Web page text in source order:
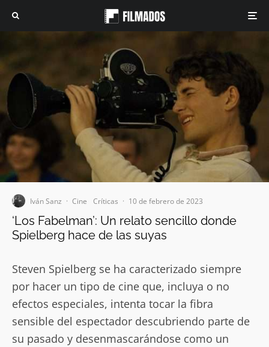
Iván Sanz · Cine Críticas · 10 de febrero de 2023
‘Los Fabelman’: Un relato sencillo donde
Spielberg hace de las suyas
Steven Spielberg se ha caracterizado siempre
por hacer un tipo de cine que, incluya o no
efectos especiales, intenta tocar la fibra
sensible del espectador descubriendo parte de
su pasado y desenmascarándose como un